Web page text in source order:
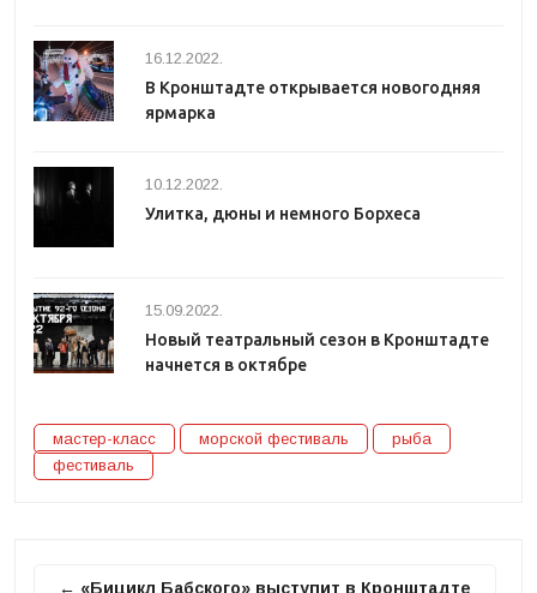
16.12.2022.
В Кронштадте открывается новогодняя
ярмарка
10.12.2022.
Улитка, дюны и немного Борхеса
15.09.2022.
Новый театральный сезон в Кронштадте
начнется в октябре
мастер-класс морской фестиваль
рыба
фестиваль
← «Бицикл Бабского» выступит в Кронштадте